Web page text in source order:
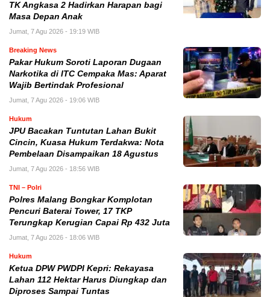
TK Angkasa 2 Hadirkan Harapan bagi
Masa Depan Anak
Jumat, 7 Agu 2026 - 19:19 WIB
Breaking News
Pakar Hukum Soroti Laporan Dugaan
Narkotika di ITC Cempaka Mas: Aparat
Wajib Bertindak Profesional
Jumat, 7 Agu 2026 - 19:06 WIB
Hukum
JPU Bacakan Tuntutan Lahan Bukit
Cincin, Kuasa Hukum Terdakwa: Nota
Pembelaan Disampaikan 18 Agustus
Jumat, 7 Agu 2026 - 18:56 WIB
TNI – Polri
Polres Malang Bongkar Komplotan
Pencuri Baterai Tower, 17 TKP
Terungkap Kerugian Capai Rp 432 Juta
Jumat, 7 Agu 2026 - 18:06 WIB
Hukum
Ketua DPW PWDPI Kepri: Rekayasa
Lahan 112 Hektar Harus Diungkap dan
Diproses Sampai Tuntas